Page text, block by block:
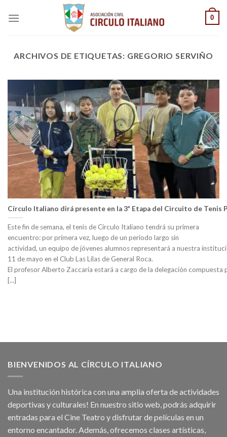
0
ARCHIVOS DE ETIQUETAS: GREGORIO SERVIÑO
Círculo Italiano dirá presente en la 3ª Etapa del Circuito de Tenis
Este fin de semana, el tenis de Círculo Italiano tendrá su primera
encuentro: por primera vez, luego de un periodo largo sin
actividad, un equipo de jóvenes alumnos representará a nuestra
11 de mayo en el Club Las Lilas de General Roca.
El profesor Alberto Zaccaria estará a cargo de la delegación
[...]
BIENVENIDOS AL CÍRCULO ITALIANO
Una institución histórica con una amplia oferta de actividades
deportivas y culturales! En nuestro sitio web, podrás adquirir
entradas para el Cine Teatro y disfrutar de películas en un
entorno encantador. Además, ofrecemos clases artísticas,